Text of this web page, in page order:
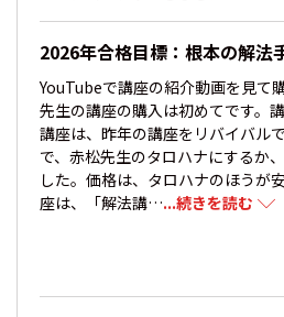
2026年合格目標：根本の解法
YouTubeで講座の紹介動画を見て
先生の講座の購入は初めてです。
講座は、昨年の講座をリバイバル
で、赤松先生のタロハナにするか
した。価格は、タロハナのほうが
座は、「解法講…...続きを読む